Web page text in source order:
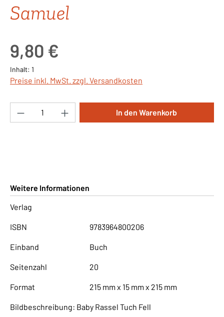
Samuel
9,80 €
Inhalt: 1
Preise inkl. MwSt. zzgl. Versandkosten
Produkt Anzahl: Gib den gewünschten
In den Warenkorb
Weitere Informationen
Verlag
ISBN 9783964800206
Einband Buch
Seitenzahl 20
Format 215 mm x 15 mm x 215 mm
Bildbeschreibung: Baby Rassel Tuch Fell